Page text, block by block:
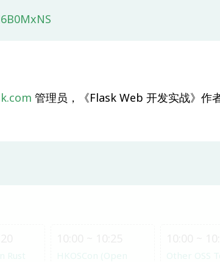
Rust
HKOSCon (Open
Other OSS
管理员，《Flask Web 开发实战》作